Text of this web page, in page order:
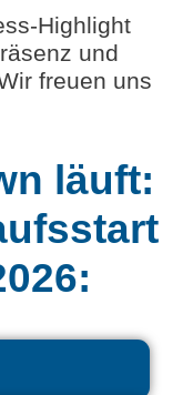
Highlight
und
freuen uns
läuft: